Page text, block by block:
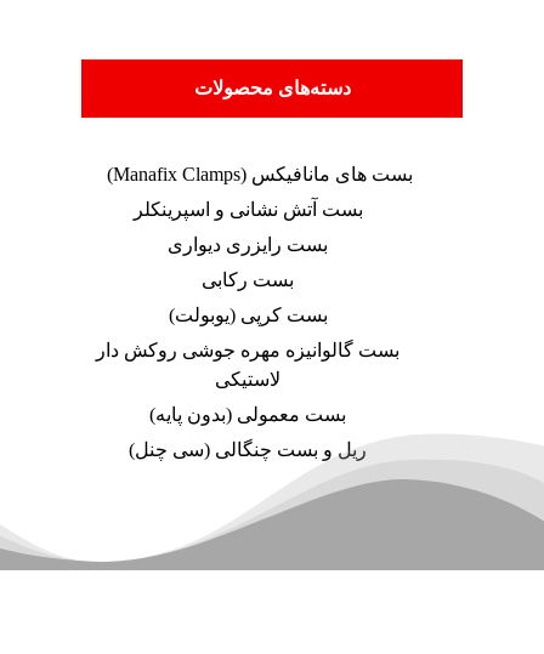
دسته‌های محصولات
بست های مانافیکس (Manafix Clamps)
بست آتش نشانی و اسپرینکلر
بست رایزری دیواری
بست رکابی
بست کرپی (یوبولت)
بست گالوانیزه مهره جوشی روکش دار
لاستیکی
بست معمولی (بدون پایه)
ریل و بست چنگالی (سی چنل)